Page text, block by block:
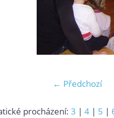
← Předchozí
procházení: 3 | 4 | 5 |